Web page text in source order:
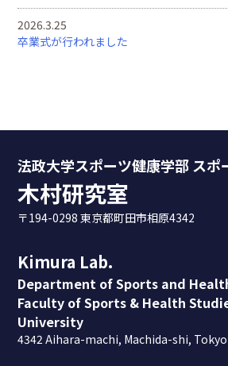
2026.3.25
卒業式が行われました
2026.2.26
モーションキャプチャシステムを更新しま
2026.2.6
卒業研究発表会にて学部4年生の並松さん
賞しました
2026.1.9
法政大学スポーツ健康学部 スポ
木村研究室
〒194-0298 東京都町田市相原4342
Kimura Lab.
Department of Sports and
Faculty of Sports & Health
University
4342 Aihara-machi, Machida-shi,